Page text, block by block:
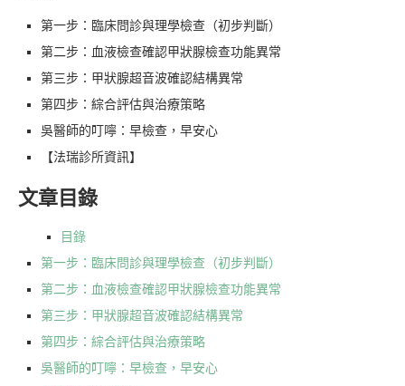
第一步：臨床問診與理學檢查（初步判斷）
第二步：血液檢查確認甲狀腺檢查功能異常
第三步：甲狀腺超音波確認結構異常
第四步：綜合評估與治療策略
吳醫師的叮嚀：早檢查，早安心
【法瑞診所資訊】
文章目錄
目錄
第一步：臨床問診與理學檢查（初步判斷）
第二步：血液檢查確認甲狀腺檢查功能異常
第三步：甲狀腺超音波確認結構異常
第四步：綜合評估與治療策略
吳醫師的叮嚀：早檢查，早安心